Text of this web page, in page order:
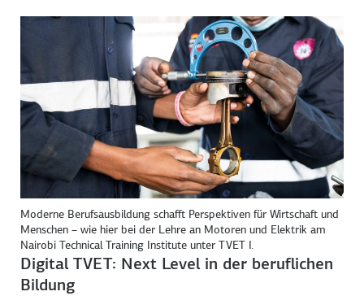
Moderne Berufsausbildung schafft Perspektiven für Wirtschaft und
Menschen – wie hier bei der Lehre an Motoren und Elektrik am
Nairobi Technical Training Institute unter TVET I.
Digital TVET: Next Level in der beruflichen
Bildung